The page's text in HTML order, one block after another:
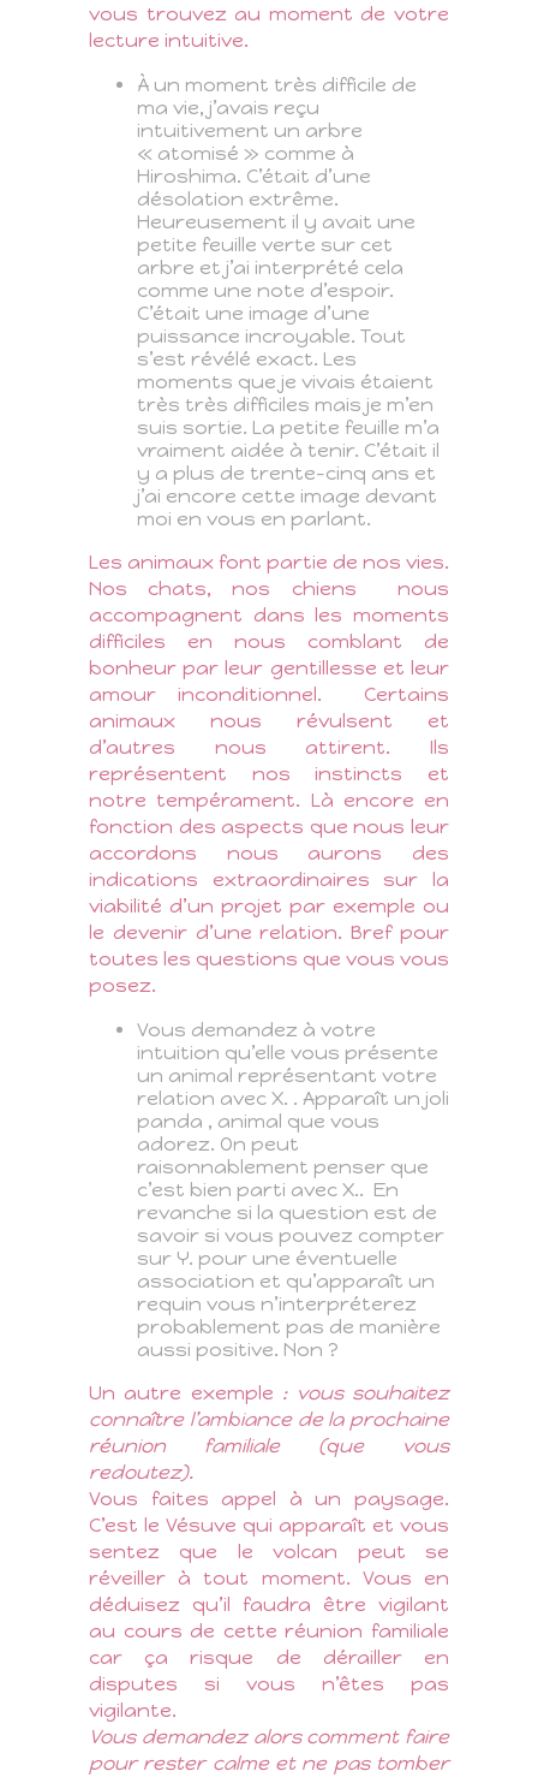
vous trouvez au moment de votre
lecture intuitive.
À un moment très difficile de
ma vie, j’avais reçu
intuitivement un arbre
« atomisé » comme à
Hiroshima. C’était d’une
désolation extrême.
Heureusement il y avait une
petite feuille verte sur cet
arbre et j’ai interprété cela
comme une note d’espoir.
C’était une image d’une
puissance incroyable. Tout
s’est révélé exact. Les
moments que je vivais étaient
très très difficiles mais je m’en
suis sortie. La petite feuille m’a
vraiment aidée à tenir. C’était il
y a plus de trente-cinq ans et
j’ai encore cette image devant
moi en vous en parlant.
Les animaux font partie de nos vies.
Nos chats, nos chiens
nous
accompagnent dans les moments
difficiles en nous comblant de
bonheur par leur gentillesse et leur
amour inconditionnel.
Certains
animaux nous révulsent et
d’autres nous attirent. Ils
représentent nos instincts et
notre tempérament. Là encore en
fonction des aspects que nous leur
accordons nous aurons des
indications extraordinaires sur la
viabilité d’un projet par exemple ou
le devenir d’une relation. Bref pour
toutes les questions que vous vous
posez.
Vous demandez à votre
intuition qu’elle vous présente
un animal représentant votre
relation avec X. . Apparaît un joli
panda , animal que vous
adorez. On peut
raisonnablement penser que
c’est bien parti avec X.. En
revanche si la question est de
savoir si vous pouvez compter
sur Y. pour une éventuelle
association et qu’apparaît un
requin vous n’interpréterez
probablement pas de manière
aussi positive. Non ?
Un autre exemple : vous souhaitez
connaître l’ambiance de la prochaine
réunion familiale (que vous
redoutez).
Vous faites appel à un paysage.
C’est le Vésuve qui apparaît et vous
sentez que le volcan peut se
réveiller à tout moment. Vous en
déduisez qu’il faudra être vigilant
au cours de cette réunion familiale
car ça risque de dérailler en
disputes si vous n’êtes pas
vigilante.
Vous demandez alors comment faire
pour rester calme et ne pas tomber